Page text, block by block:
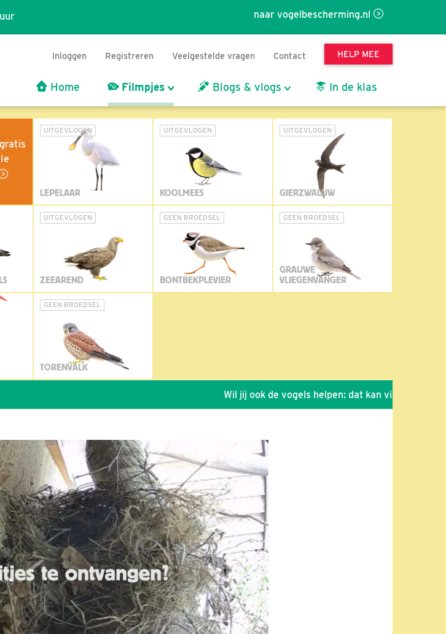
naar vogelbescherming.nl
Inloggen Registreren Veelgestelde vragen Contact HELP MEE
Home Filmpjes Blogs & vlogs In de klas
UITGEVLOGEN
LEPELAAR
UITGEVLOGEN
KOOLMEES
UITGEVLOGEN
GIERZWALUW
UITGEVLOGEN
ZEEAREND
GEEN BROEDSEL
BONTBEKPLEVIER
GEEN BROEDSEL
GRAUWE
VLIEGENVANGER
GEEN BROEDSEL
TORENVALK
Wil jij ook de vogels helpen: dat kan via de link!